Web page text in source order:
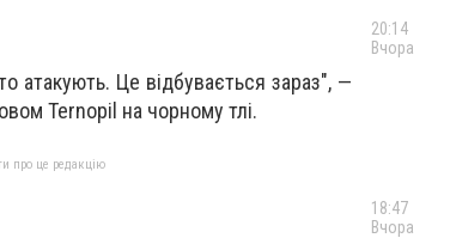
атакують. Це відбувається зараз", —
Ternopil на чорному тлі.
про це редакцію
20:14
Вчора
18:47
Вчора